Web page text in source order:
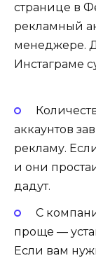
странице в
рекламный
менеджере.
Инстаграме
аккаунтов
рекламу.
и они
дадут.
С
проще —
Если вам